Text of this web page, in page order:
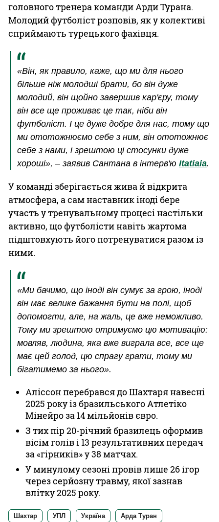
головного тренера команди Арди Турана.
Молодий футболіст розповів, як у колективі
сприймають турецького фахівця.
«Він, як правило, каже, що ми для нього
більше ніж молодші брати, бо він дуже
молодий, він щойно завершив кар'єру, тому
він все ще проживає це так, ніби він
футболіст. І це дуже добре для нас, тому що
ми ототожнюємо себе з ним, він ототожнює
себе з нами, і зрештою ці стосунки дуже
хороші», – заявив Сантана в інтерв'ю Itatiaia.
У команді зберігається жива й відкрита
атмосфера, а сам наставник іноді бере
участь у тренувальному процесі настільки
активно, що футболісти навіть жартома
підштовхують його потренуватися разом із
ними.
«Ми бачимо, що іноді він сумує за грою, іноді
він має велике бажання бути на полі, щоб
допомогти, але, на жаль, це вже неможливо.
Тому ми зрештою отримуємо цю мотивацію:
мовляв, людина, яка вже виграла все, все ще
має цей голод, цю спрагу грати, тому ми
бігатимемо за нього».
Аліссон перебрався до Шахтаря навесні
2025 року із бразильського Атлетіко
Мінейро за 14 мільйонів євро.
З тих пір 20-річний бразилець оформив
вісім голів і 13 результативних передач
за «гірників» у 38 матчах.
У минулому сезоні провів лише 26 ігор
через серйозну травму, якої зазнав
влітку 2025 року.
Шахтар УПЛ Україна Арда Туран